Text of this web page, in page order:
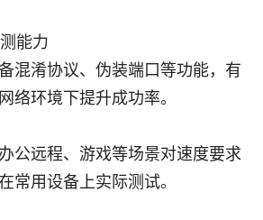
能力
混淆协议、伪装端口等功能，有
络环境下提升成功率。
公远程、游戏等场景对速度要求
常用设备上实际测试。